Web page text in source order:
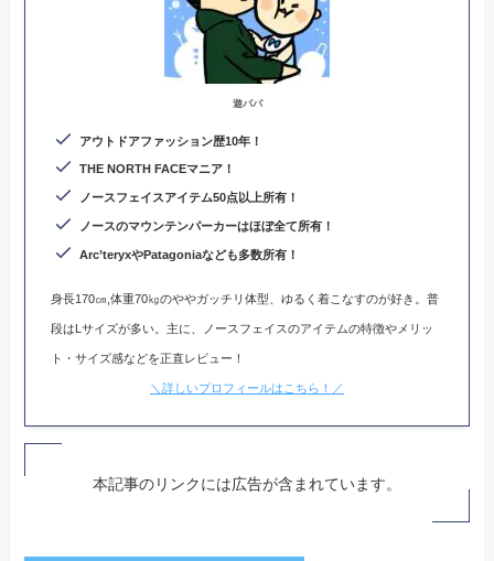
遊パパ
アウトドアファッション歴10年！
THE NORTH FACEマニア！
ノースフェイスアイテム50点以上所有！
ノースのマウンテンパーカーはほぼ全て所有！
Arc’teryxやPatagoniaなども多数所有 ！
身長170㎝,体重70㎏のややガッチリ体型、ゆるく着こなすのが好き。普
段はLサイズが多い。主に、ノースフェイスのアイテムの特徴やメリッ
ト・サイズ感などを正直レビュー！
＼詳しいプロフィールはこちら！／
本記事のリンクには広告が含まれています。